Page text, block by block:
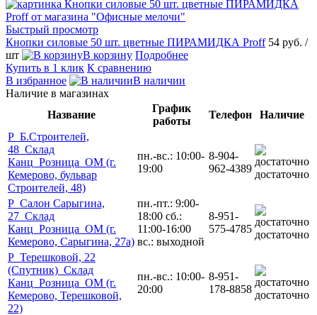
Быстрый просмотр
Кнопки силовые 50 шт. цветные ПИРАМИДКА Proff 54 руб. /
шт
В корзину Подробнее
Купить в 1 клик К сравнению
В избранное
В наличии
Наличие в магазинах
Название
График
работы
Телефон
Наличие
Р_Б.Строителей,
48_Склад
Канц_Розница_ОМ (г.
Кемерово, бульвар
Строителей, 48)
пн.-вс.: 10:00-
19:00
8-904-
962-4389 достаточно
Р_Салон Сарыгина,
27_Склад
Канц_Розница_ОМ (г.
Кемерово, Сарыгина, 27а)
пн.-пт.: 9:00-
18:00 сб.:
11:00-16:00
вс.: выходной
8-951-
575-4785 достаточно
Р_Терешковой, 22
(Спутник)_Склад
Канц_Розница_ОМ (г.
Кемерово, Терешковой,
22)
пн.-вс.: 10:00-
20:00
8-951-
178-8858 достаточно